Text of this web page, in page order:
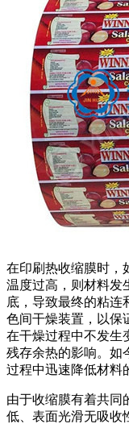
在印刷热收缩膜时，
温度过高，则材料发
底，导致最终的粘连
色间干燥装置，以保
在干燥过程中不发生
残存余热的影响。如
过程中迅速降低材料
由于收缩膜有着共同
低、表面光滑无吸收